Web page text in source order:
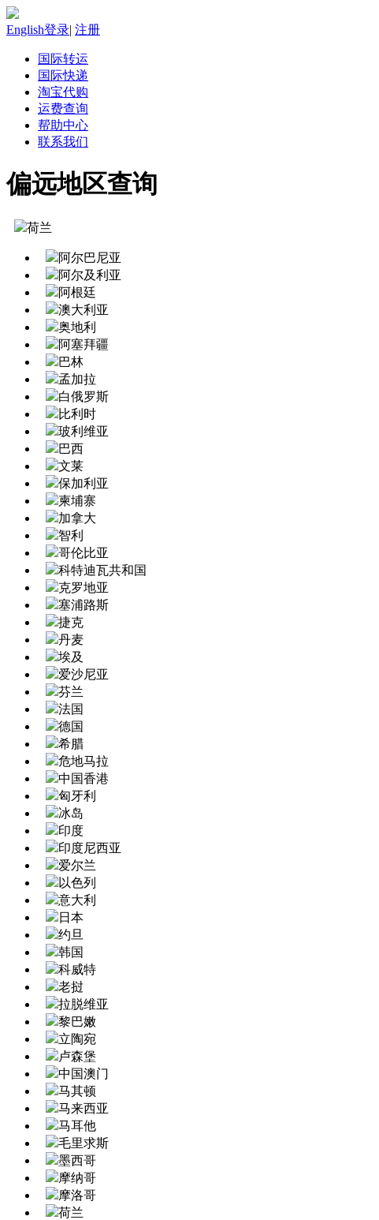
English登录| 注册
国际转运
国际快递
淘宝代购
运费查询
帮助中心
联系我们
偏远地区查询
荷兰
阿尔巴尼亚
阿尔及利亚
阿根廷
澳大利亚
奥地利
阿塞拜疆
巴林
孟加拉
白俄罗斯
比利时
玻利维亚
巴西
文莱
保加利亚
柬埔寨
加拿大
智利
哥伦比亚
科特迪瓦共和国
克罗地亚
塞浦路斯
捷克
丹麦
埃及
爱沙尼亚
芬兰
法国
德国
希腊
危地马拉
中国香港
匈牙利
冰岛
印度
印度尼西亚
爱尔兰
以色列
意大利
日本
约旦
韩国
科威特
老挝
拉脱维亚
黎巴嫩
立陶宛
卢森堡
中国澳门
马其顿
马来西亚
马耳他
毛里求斯
墨西哥
摩纳哥
摩洛哥
荷兰